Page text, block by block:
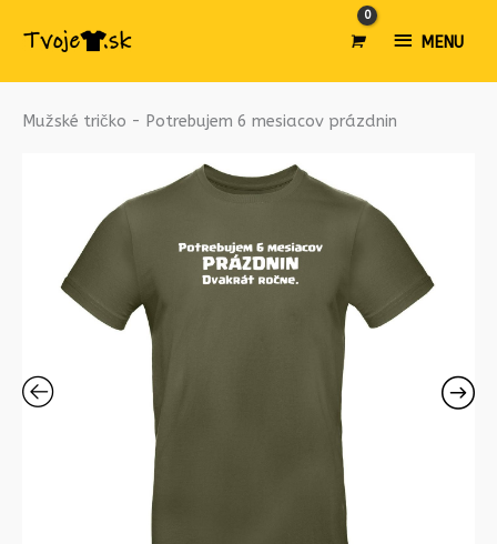
MENU
MENU
Mužské tričko - Potrebujem 6 mesiacov prázdnin
množstvo
Potrebujem
mesiacov
prázdnin